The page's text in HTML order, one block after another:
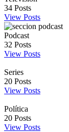
34 Posts
View Posts
Podcast
32 Posts
View Posts
Series
20 Posts
View Posts
Política
20 Posts
View Posts